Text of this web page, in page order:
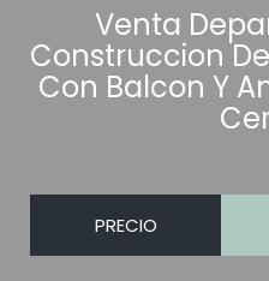
Venta
Construccion
Con Balcon Y
PRECIO